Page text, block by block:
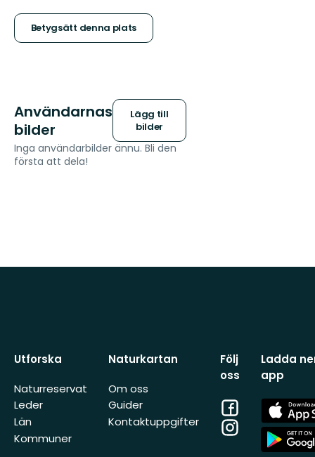
stjärnor
Betygsätt denna plats
Användarnas
bilder
Lägg till
bilder
Inga användarbilder ännu. Bli den
första att dela!
Utforska
Naturreservat
Leder
Län
Kommuner
Naturkartan
Om oss
Guider
Kontaktuppgifter
Följ
oss
Facebook
Instagram
Ladda
app
App
Store
App
Store